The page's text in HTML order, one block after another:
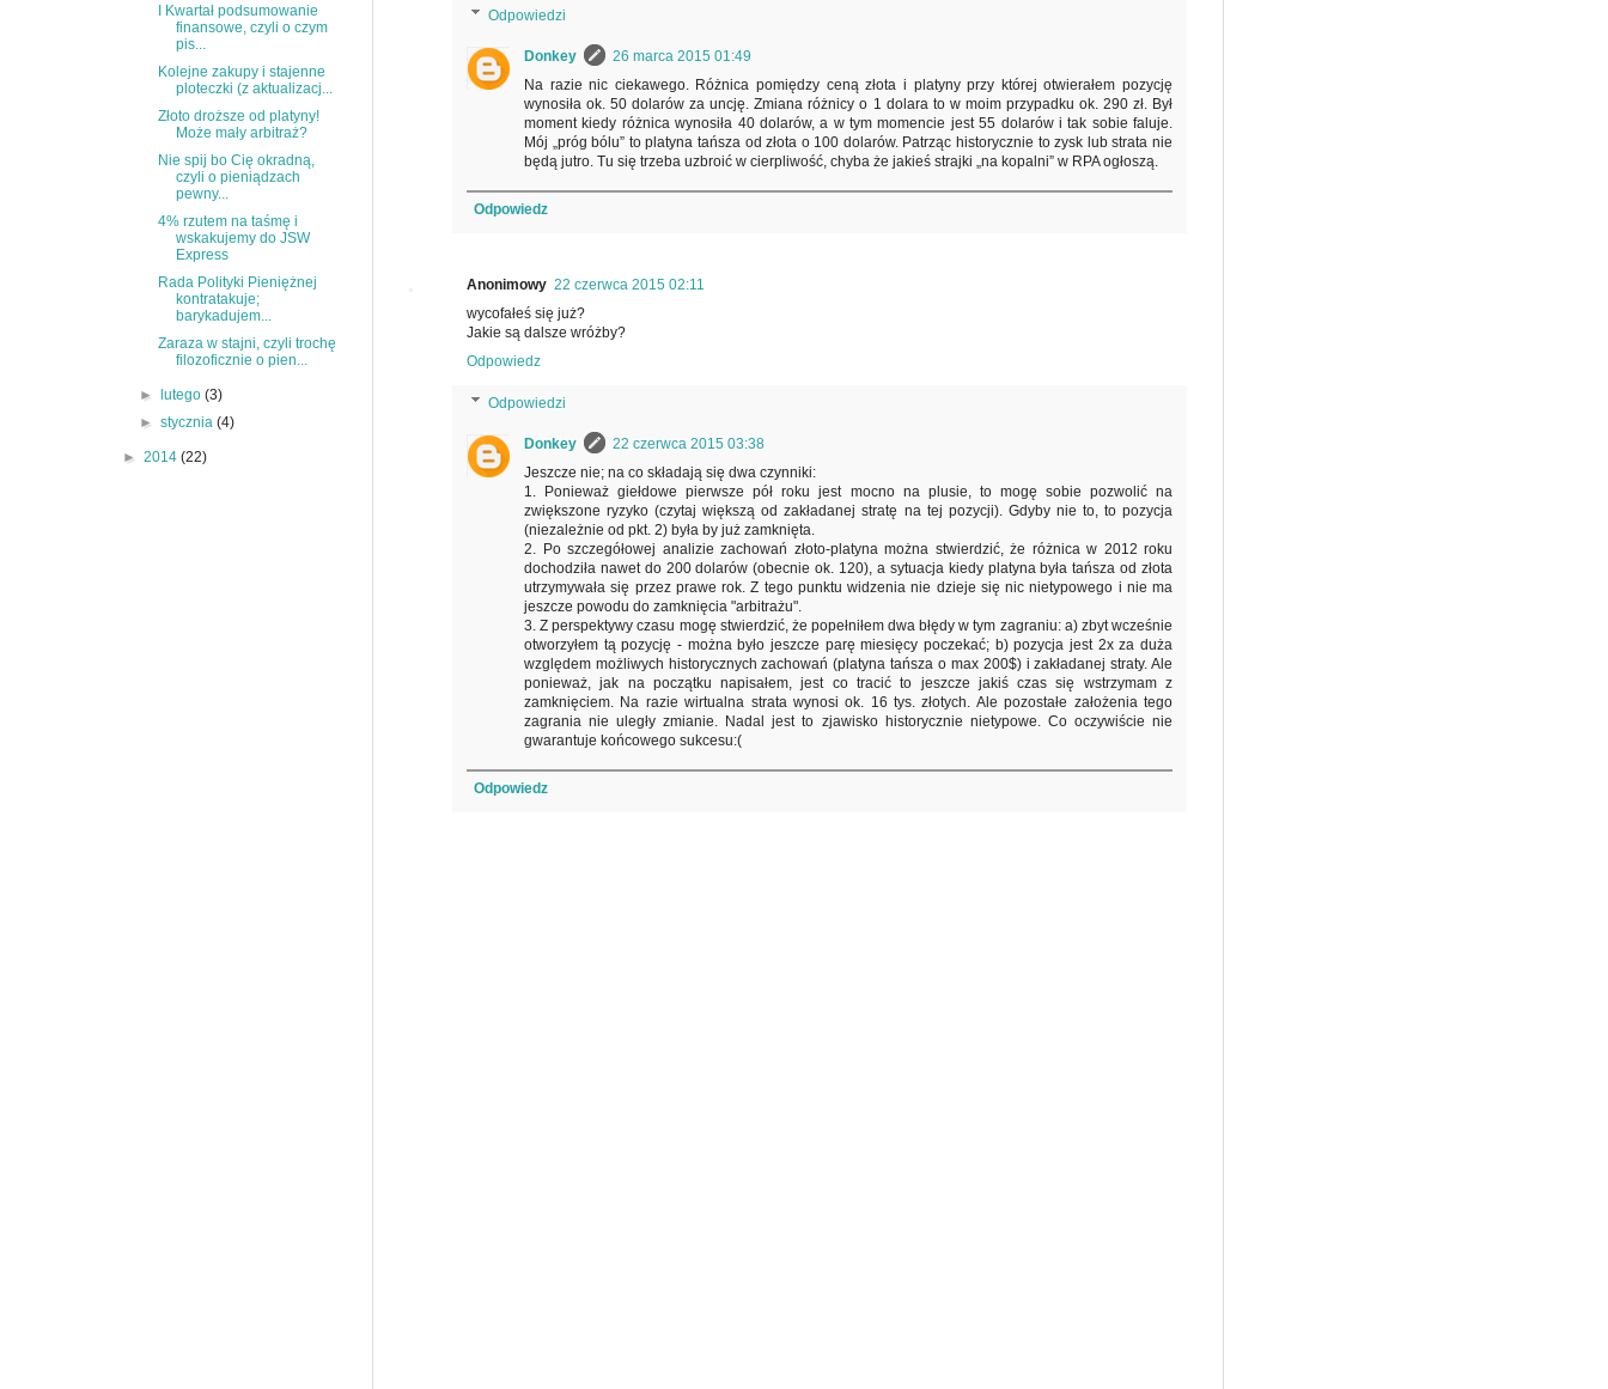
Odpowiedzi
Donkey
26 marca 2015 01:49
Na razie nic ciekawego. Różnica pomiędzy ceną złota i platyny przy której otwierałem pozycję
wynosiła ok. 50 dolarów za uncję. Zmiana różnicy o 1 dolara to w moim przypadku ok. 290 zł. Był
moment kiedy różnica wynosiła 40 dolarów, a w tym momencie jest 55 dolarów i tak sobie faluje.
Mój „próg bólu” to platyna tańsza od złota o 100 dolarów. Patrząc historycznie to zysk lub strata nie
będą jutro. Tu się trzeba uzbroić w cierpliwość, chyba że jakieś strajki „na kopalni” w RPA ogłoszą.
Odpowiedz
Anonimowy 22 czerwca 2015 02:11
wycofałeś się już?
Jakie są dalsze wróżby?
Odpowiedz
Odpowiedzi
Donkey
22 czerwca 2015 03:38
Jeszcze nie; na co składają się dwa czynniki:
1. Ponieważ giełdowe pierwsze pół roku jest mocno na plusie, to mogę sobie pozwolić na
zwiększone ryzyko (czytaj większą od zakładanej stratę na tej pozycji). Gdyby nie to, to pozycja
(niezależnie od pkt. 2) była by już zamknięta.
2. Po szczegółowej analizie zachowań złoto-platyna można stwierdzić, że różnica w 2012 roku
dochodziła nawet do 200 dolarów (obecnie ok. 120), a sytuacja kiedy platyna była tańsza od złota
utrzymywała się przez prawe rok. Z tego punktu widzenia nie dzieje się nic nietypowego i nie ma
jeszcze powodu do zamknięcia "arbitrażu".
3. Z perspektywy czasu mogę stwierdzić, że popełniłem dwa błędy w tym zagraniu: a) zbyt wcześnie
otworzyłem tą pozycję - można było jeszcze parę miesięcy poczekać; b) pozycja jest 2x za duża
względem możliwych historycznych zachowań (platyna tańsza o max 200$) i zakładanej straty. Ale
ponieważ, jak na początku napisałem, jest co tracić to jeszcze jakiś czas się wstrzymam z
zamknięciem. Na razie wirtualna strata wynosi ok. 16 tys. złotych. Ale pozostałe założenia tego
zagrania nie uległy zmianie. Nadal jest to zjawisko historycznie nietypowe. Co oczywiście nie
gwarantuje końcowego sukcesu:(
Odpowiedz
I Kwartał podsumowanie
finansowe, czyli o czym
pis...
Kolejne zakupy i stajenne
ploteczki (z aktualizacj...
Złoto droższe od platyny!
Może mały arbitraż?
Nie spij bo Cię okradną,
czyli o pieniądzach
pewny...
4% rzutem na taśmę i
wskakujemy do JSW
Express
Rada Polityki Pieniężnej
kontratakuje;
barykadujem...
Zaraza w stajni, czyli trochę
filozoficznie o pien...
►lutego(3)
►stycznia(4)
► 2014 (22)